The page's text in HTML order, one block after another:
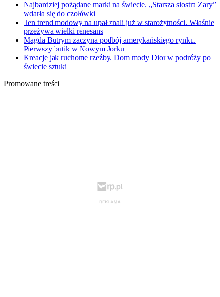
Najbardziej pożądane marki na świecie. „Starsza siostra Zary”
wdarła się do czołówki
Ten trend modowy na upał znali już w starożytności. Właśnie
przeżywa wielki renesans
Magda Butrym zaczyna podbój amerykańskiego rynku.
Pierwszy butik w Nowym Jorku
Kreacje jak ruchome rzeźby. Dom mody Dior w podróży po
świecie sztuki
Promowane treści